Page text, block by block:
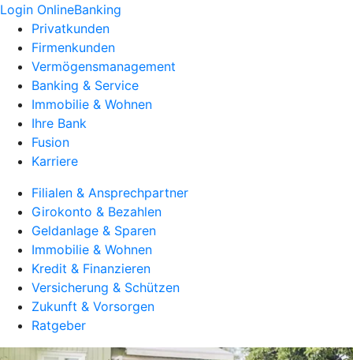
Login OnlineBanking
Privatkunden
Firmenkunden
Vermögensmanagement
Banking & Service
Immobilie & Wohnen
Ihre Bank
Fusion
Karriere
Filialen & Ansprechpartner
Girokonto & Bezahlen
Geldanlage & Sparen
Immobilie & Wohnen
Kredit & Finanzieren
Versicherung & Schützen
Zukunft & Vorsorgen
Ratgeber